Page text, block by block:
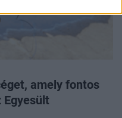
amely fontos